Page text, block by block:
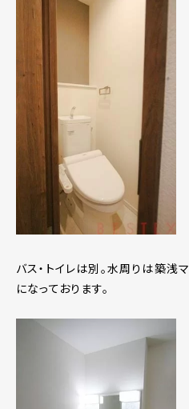
バス・トイレは別。水周りは築浅
になっております。